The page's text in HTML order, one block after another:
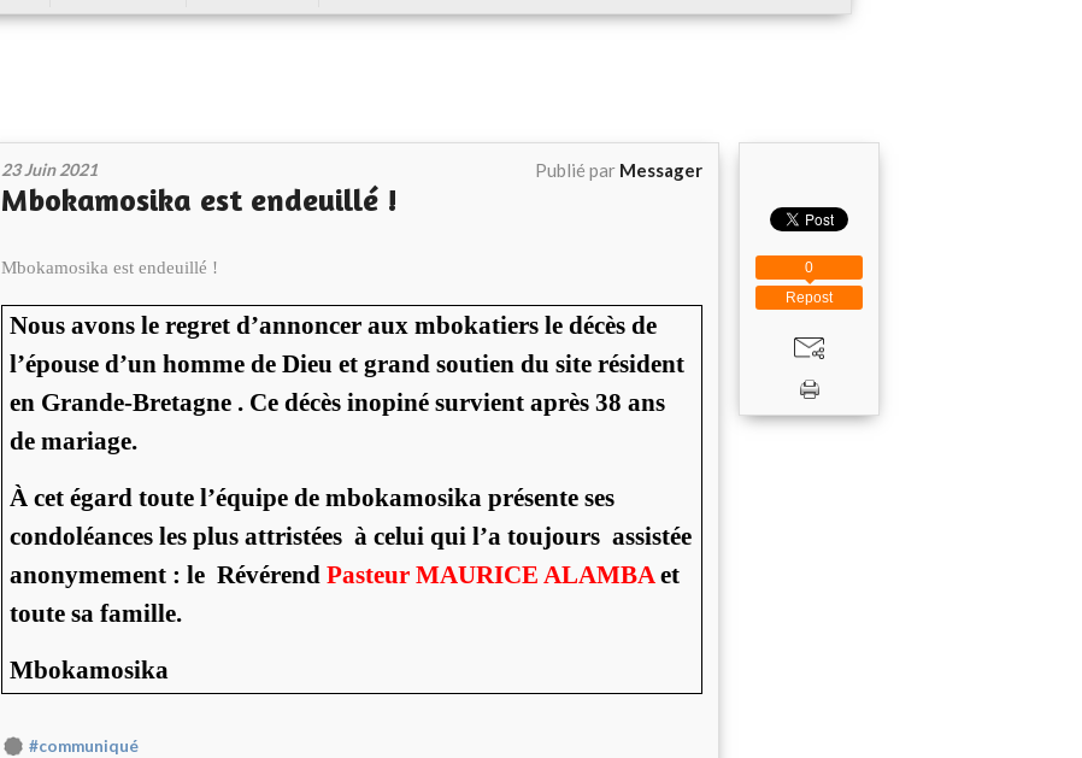
23 Juin 2021 Publié par Messager
Mbokamosika est endeuillé !
Mbokamosika est endeuillé !
Nous avons le regret d’annoncer aux mbokatiers le décès de
l’épouse d’un homme de Dieu et grand soutien du site résident
en Grande-Bretagne . Ce décès inopiné survient après 38 ans
de mariage.
À cet égard toute l’équipe de mbokamosika présente ses
condoléances les plus attristées à celui qui l’a toujours assistée
anonymement : le Révérend Pasteur MAURICE ALAMBA et
toute sa famille.
Mbokamosika
#communiqué
Repost
0